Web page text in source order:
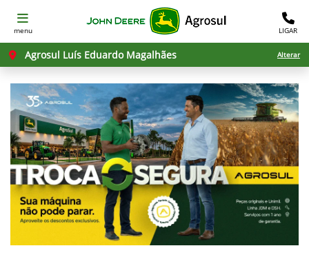
menu LIGAR
Agrosul Luís Eduardo Magalhães Alterar